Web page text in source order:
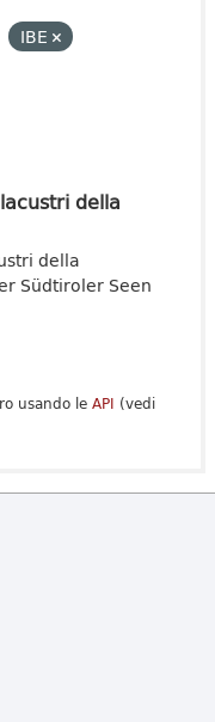
IBE
della
della
Südtiroler Seen
usando le API (vedi